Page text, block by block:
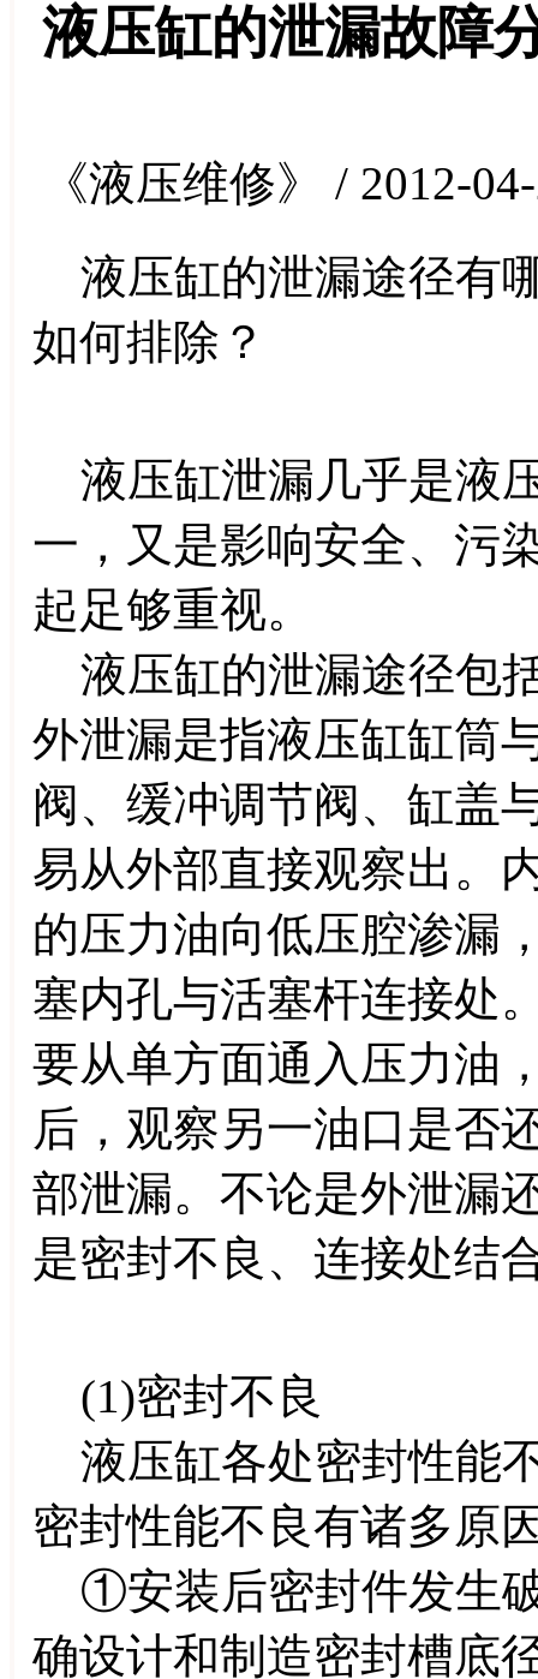
液压缸的泄漏故障
《液压维修》 / 2012-
液压缸的泄漏途径有
如何排除？
液压缸泄漏几乎是液
一，又是影响安全、污
起足够重视。
液压缸的泄漏途径包
外泄漏是指液压缸缸筒
阀、缓冲调节阀、缸盖
易从外部直接观察出。
的压力油向低压腔渗漏
塞内孔与活塞杆连接处
要从单方面通入压力油
后，观察另一油口是否
部泄漏。不论是外泄漏
是密封不良、连接处结
(1)密封不良
液压缸各处密封性能
密封性能不良有诸多原
①安装后密封件发生
确设计和制造密封槽底